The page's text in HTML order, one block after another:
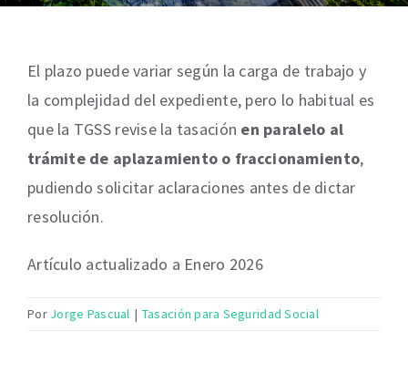
El plazo puede variar según la carga de trabajo y
la complejidad del expediente, pero lo habitual es
que la TGSS revise la tasación en paralelo al
trámite de aplazamiento o fraccionamiento,
pudiendo solicitar aclaraciones antes de dictar
resolución.
Artículo actualizado a Enero 2026
Por Jorge Pascual | Tasación para Seguridad Social